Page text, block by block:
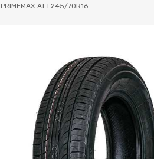
PRIMEMAX AT I 245/70R16